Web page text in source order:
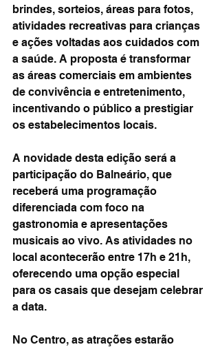
brindes, sorteios, áreas para fotos,
atividades recreativas para crianças
e ações voltadas aos cuidados com
a saúde. A proposta é transformar
as áreas comerciais em ambientes
de convivência e entretenimento,
incentivando o público a prestigiar
os estabelecimentos locais.
A novidade desta edição será a
participação do Balneário, que
receberá uma programação
diferenciada com foco na
gastronomia e apresentações
musicais ao vivo. As atividades no
local acontecerão entre 17h e 21h,
oferecendo uma opção especial
para os casais que desejam celebrar
a data.
No Centro, as atrações estarão